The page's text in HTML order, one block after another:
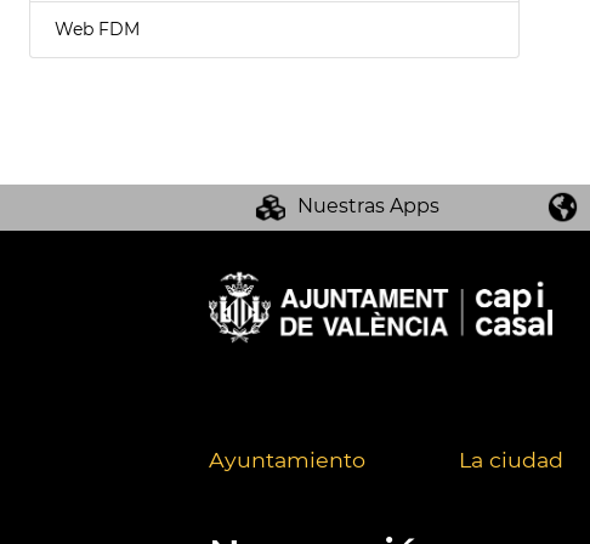
Web FDM
Nuestras Apps
Ayuntamiento La ciudad